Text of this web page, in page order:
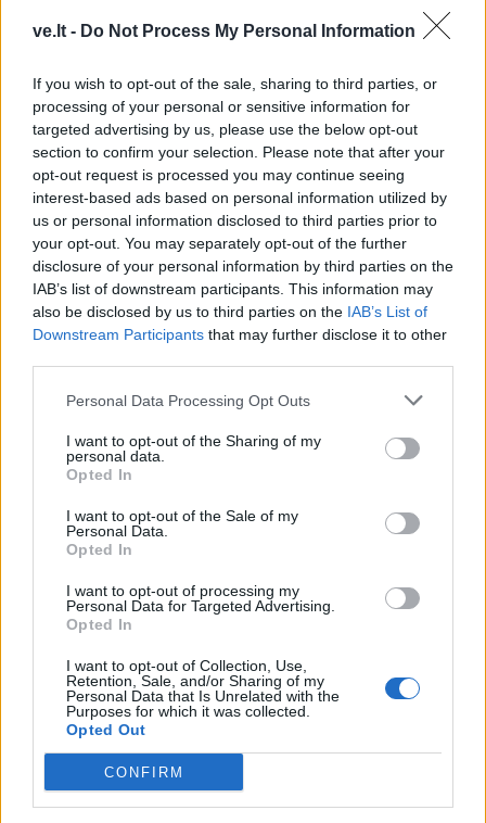
ve.lt - Do Not Process My Personal Information
If you wish to opt-out of the sale, sharing to third parties, or
processing of your personal or sensitive information for
targeted advertising by us, please use the below opt-out
section to confirm your selection. Please note that after your
opt-out request is processed you may continue seeing
interest-based ads based on personal information utilized by
us or personal information disclosed to third parties prior to
your opt-out. You may separately opt-out of the further
disclosure of your personal information by third parties on the
IAB’s list of downstream participants. This information may
also be disclosed by us to third parties on the IAB’s List of
Downstream Participants that may further disclose it to other
Personal Data Processing Opt Outs
I want to opt-out of the Sharing of my
personal data.
Opted In
I want to opt-out of the Sale of my
Personal Data.
Opted In
I want to opt-out of processing my
Personal Data for Targeted Advertising.
Opted In
I want to opt-out of Collection, Use,
Retention, Sale, and/or Sharing of my
Personal Data that Is Unrelated with the
Purposes for which it was collected.
Opted Out
CONFIRM
klaidina vairuotojus:
prospekto rekonstrukciją
(5)
neatmeta idėjos
prezidentus(23)
NAUJI
Horoskopai
Dienos horoskopas 12
Zodiako ženklų: Marsas
gali sustiprinti
nekantrumą, ginčus ir
skubėjimą
Horoskopai
Šiais mėnesiais gimę
sėkmingiausi